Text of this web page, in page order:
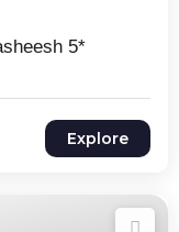
5*
Explore